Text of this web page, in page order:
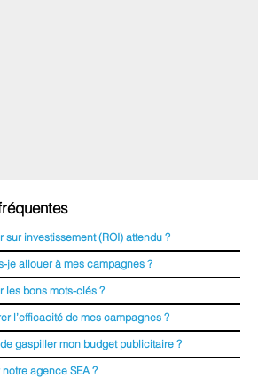
sur investissement (ROI) attendu ?
je allouer à mes campagnes ?
les bons mots-clés ?
l’efficacité de mes campagnes ?
gaspiller mon budget publicitaire ?
agence SEA ?